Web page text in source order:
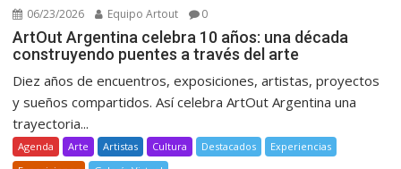
06/23/2026 Equipo Artout 0
ArtOut Argentina celebra 10 años: una década
construyendo puentes a través del arte
Diez años de encuentros, exposiciones, artistas, proyectos
y sueños compartidos. Así celebra ArtOut Argentina una
trayectoria...
Agenda Arte Artistas Cultura Destacados
Experiencias